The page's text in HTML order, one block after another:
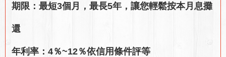
期限：最短3個月，最長5年，讓您輕鬆按本月息攤
還
年利率：4％~12％依信用條件評等